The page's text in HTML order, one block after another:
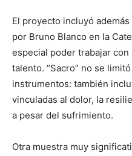
El proyecto incluyó
por Bruno Blanco en la
especial poder trabajar
talento. “Sacro” no se
instrumentos: también
vinculadas al dolor, la
a pesar del sufrimiento.
Otra muestra muy